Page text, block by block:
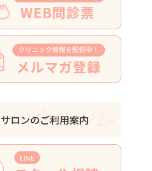
サロンのご利用案内